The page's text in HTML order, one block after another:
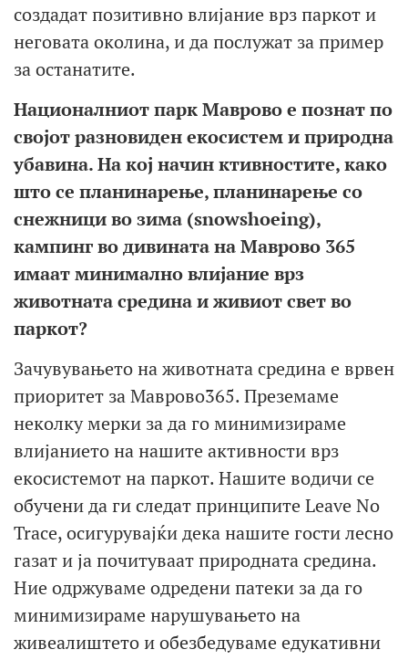
создадат позитивно влијание врз паркот и
неговата околина, и да послужат за пример
за останатите.
Националниот парк Маврово е познат по
својот разновиден екосистем и природна
убавина.На кој начин ктивностите, како
што се планинарење, планинарење со
снежници во зима (snowshoeing),
кампинг во дивинатана Маврово 365
имаат минимално влијание врз
животната средина и живиот свет во
паркот?
Зачувувањето на животната средина е врвен
приоритет за Маврово365. Преземаме
неколку мерки за да го минимизираме
влијанието на нашите активности врз
екосистемот на паркот. Нашите водичи се
обучени да ги следат принципите Leave No
Trace, осигурувајќи дека нашите гости лесно
газат и ја почитуваат природната средина.
Ние одржуваме одредени патеки за да го
минимизираме нарушувањето на
живеалиштето и обезбедуваме едукативни